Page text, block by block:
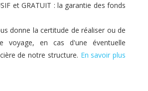
et GRATUIT : la garantie des fonds
donne la certitude de réaliser ou de
voyage, en cas d'une éventuelle
de notre structure. En savoir plus